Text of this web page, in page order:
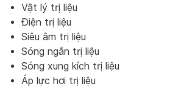
Vật lý trị liệu
Điện trị liệu
Siêu âm trị liệu
Sóng ngắn trị liệu
Sóng xung kích trị liệu
Áp lực hơi trị liệu